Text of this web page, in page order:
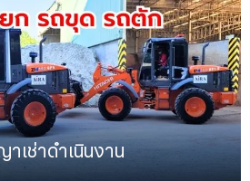
เช่าดำเนินงาน